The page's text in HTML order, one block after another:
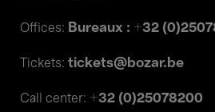
Offices: Bureaux : +32
Tickets: tickets@bozar.be
Call center: +32 (0)25078200